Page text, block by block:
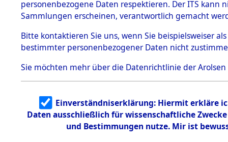
5.3
Todesmärsche
5.3.1 Alliierte
Erhebungen
zu
Todesmärsch
en
5.3.2
Identifizierun
g
5.3.3
Todesmärsch
Branch -
0165
personenbezogene Daten respektieren. Der ITS
Sammlungen erscheinen, verantwortlich gemacht
Bitte kontaktieren Sie uns, wenn Sie beispielsweiser
bestimmter personenbezogener Daten nicht
Sie möchten mehr über die Datenrichtlinie der Arolsen
Einverständniserklärung: Hiermit erkläre
Daten ausschließlich für wissenschaftliche
und Bestimmungen nutze. Mir ist